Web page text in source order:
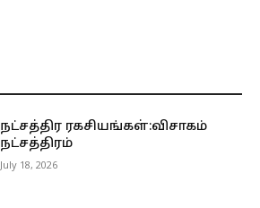
நட்சத்திர ரகசியங்கள்:விசாகம்
நட்சத்திரம்
July 18, 2026